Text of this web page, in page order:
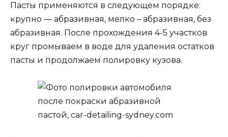
Пасты применяются в следующем порядке:
крупно — абразивная, мелко – абразивная, без
абразивная. После прохождения 4-5 участков
круг промываем в воде для удаления остатков
пасты и продолжаем полировку кузова.